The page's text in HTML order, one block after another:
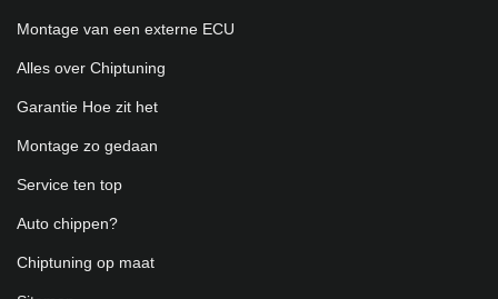
Montage van een externe ECU
Alles over Chiptuning
Garantie Hoe zit het
Montage zo gedaan
Service ten top
Auto chippen?
Chiptuning op maat